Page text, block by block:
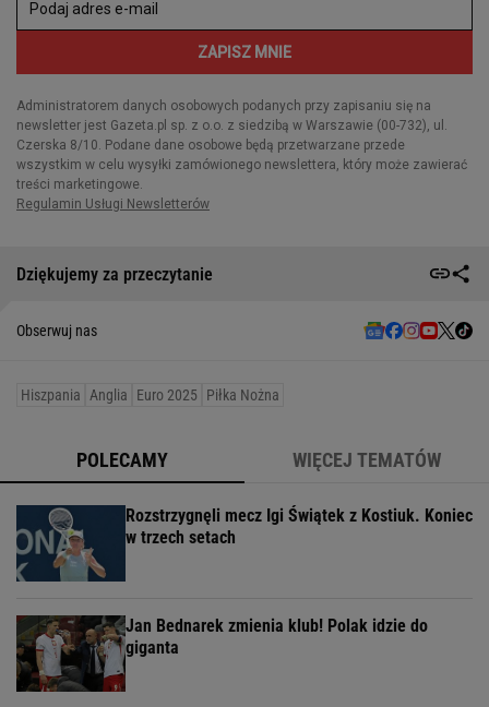
Dziękujemy za przeczytanie
Obserwuj nas
Hiszpania Anglia Euro 2025 Piłka Nożna
POLECAMY WIĘCEJ TEMATÓW
Rozstrzygnęli mecz Igi Świątek z Kostiuk. Koniec
w trzech setach
Jan Bednarek zmienia klub! Polak idzie do
giganta